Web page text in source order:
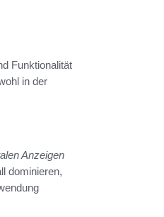
Funktionalität
in der
Anzeigen
dominieren,